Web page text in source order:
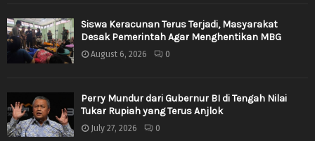
Siswa Keracunan Terus Terjadi, Masyarakat
Desak Pemerintah Agar Menghentikan MBG
August 6, 2026 0
Perry Mundur dari Gubernur BI di Tengah Nilai
Tukar Rupiah yang Terus Anjlok
July 27, 2026 0